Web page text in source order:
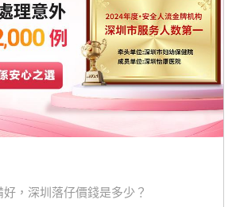
，深圳落仔價錢是多少？